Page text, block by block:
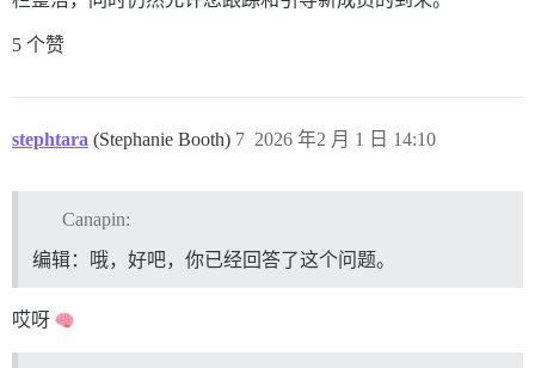
5 个赞
stephtara (Stephanie Booth) 2026 年2 月 1 日 14:10
7
Canapin:
编辑：哦，好吧，你已经回答了这个问题。
哎呀